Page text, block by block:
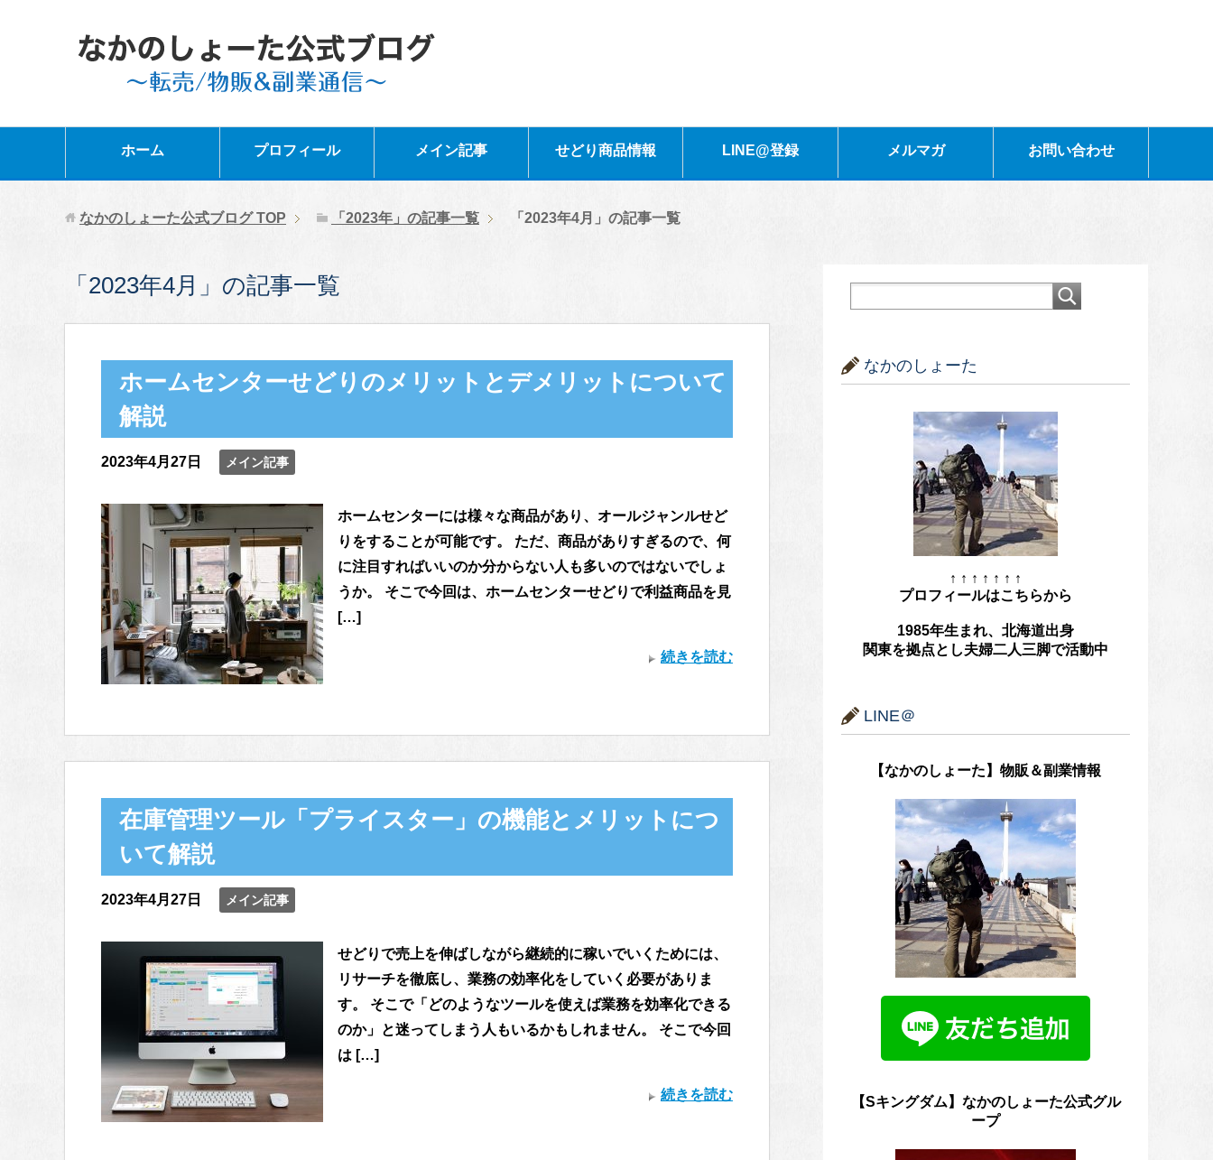
ホーム プロフィール メイン記事 せどり商品情報 LINE@登録 メルマガ お問い合わせ
なかのしょーた公式ブログTOP 「2023年」の記事一覧 「2023年4月」の記事一覧
「2023年4月」の記事一覧
ホームセンターせどりのメリットとデメリットについて
解説
2023年4月27日 メイン記事
ホームセンターには様々な商品があり、オールジャンルせど
りをすることが可能です。 ただ、商品がありすぎるので、何
に注目すればいいのか分からない人も多いのではないでしょ
うか。 そこで今回は、ホームセンターせどりで利益商品を見
[…]
続きを読む
在庫管理ツール「プライスター」の機能とメリットにつ
いて解説
2023年4月27日 メイン記事
せどりで売上を伸ばしながら継続的に稼いでいくためには、
リサーチを徹底し、業務の効率化をしていく必要がありま
す。 そこで「どのようなツールを使えば業務を効率化できる
のか」と迷ってしまう人もいるかもしれません。 そこで今回
は […]
続きを読む
なかのしょーた
↑ ↑ ↑ ↑ ↑ ↑ ↑
プロフィールはこちらから
1985年生まれ、北海道出身
関東を拠点とし夫婦二人三脚で活動中
LINE＠
【なかのしょーた】物販＆副業情報
【Sキングダム】なかのしょーた公式グル
ープ